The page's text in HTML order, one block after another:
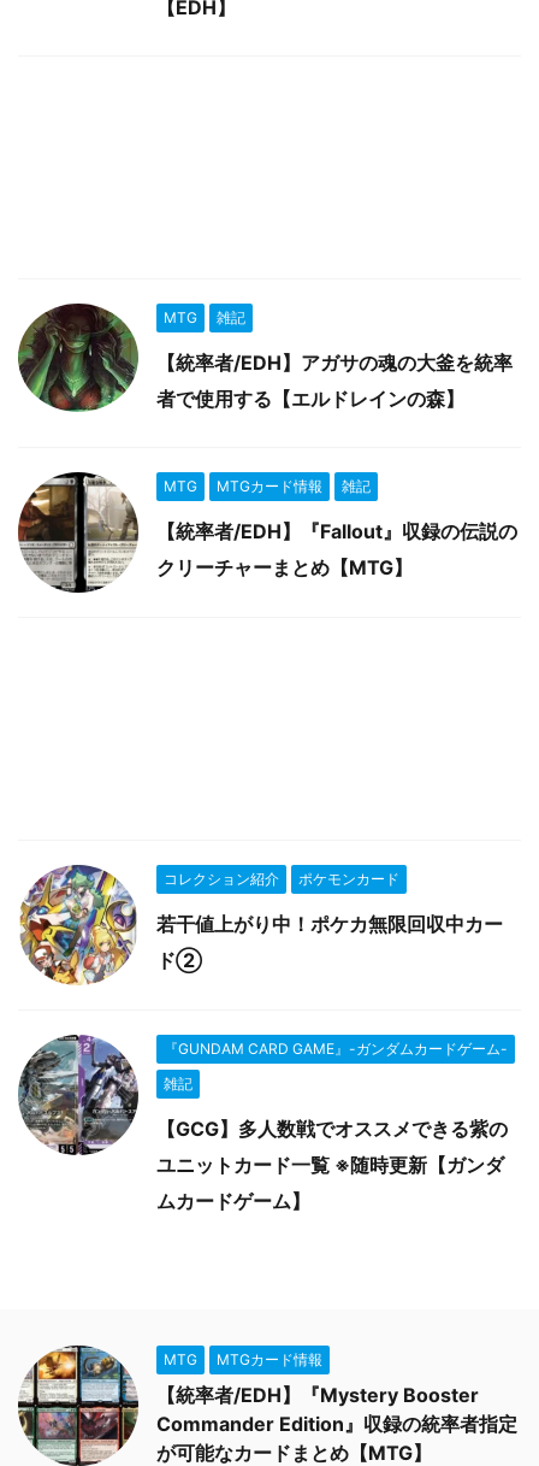
【EDH】
MTG 雑記
【統率者/EDH】アガサの魂の大釜を統率
者で使用する【エルドレインの森】
MTG MTGカード情報 雑記
【統率者/EDH】『Fallout』収録の伝説の
クリーチャーまとめ【MTG】
コレクション紹介 ポケモンカード
若干値上がり中！ポケカ無限回収中カー
ド②
『GUNDAM CARD GAME』-ガンダムカードゲーム-
雑記
【GCG】多人数戦でオススメできる紫の
ユニットカード一覧 ※随時更新【ガンダ
ムカードゲーム】
MTG MTGカード情報
【統率者/EDH】『Mystery Booster
Commander Edition』収録の統率者指定
が可能なカードまとめ【MTG】